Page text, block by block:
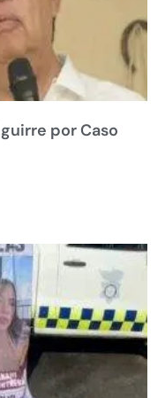
por Caso